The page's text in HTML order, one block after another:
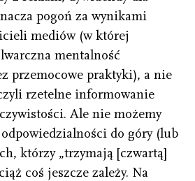
pogoń za wynikami
mediów (w której
mentalność
przemocowe praktyki), a nie
rzetelne informowanie
Ale nie możemy
do góry (lub
którzy „trzymają [czwartą]
coś jeszcze zależy. Na